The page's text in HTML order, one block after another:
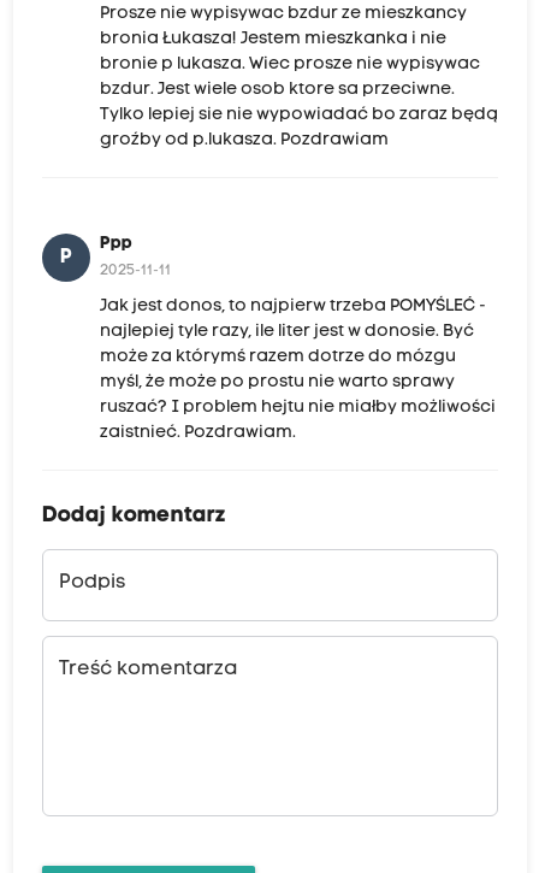
Prosze nie wypisywac bzdur ze mieszkancy
bronia Łukasza! Jestem mieszkanka i nie
bronie p lukasza. Wiec prosze nie wypisywac
bzdur. Jest wiele osob ktore sa przeciwne.
Tylko lepiej sie nie wypowiadać bo zaraz będą
groźby od p.lukasza. Pozdrawiam
P
Ppp
2025-11-11
Jak jest donos, to najpierw trzeba POMYŚLEĆ -
najlepiej tyle razy, ile liter jest w donosie. Być
może za którymś razem dotrze do mózgu
myśl, że może po prostu nie warto sprawy
ruszać? I problem hejtu nie miałby możliwości
zaistnieć. Pozdrawiam.
Dodaj komentarz
Podpis
Treść komentarza